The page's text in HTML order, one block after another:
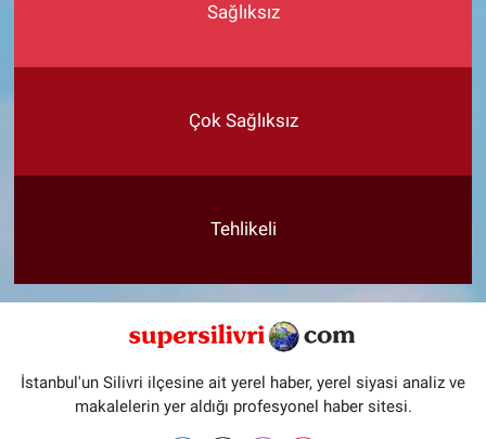
Sağlıksız
Çok Sağlıksız
Tehlikeli
İstanbul'un Silivri ilçesine ait yerel haber, yerel siyasi analiz ve
makalelerin yer aldığı profesyonel haber sitesi.